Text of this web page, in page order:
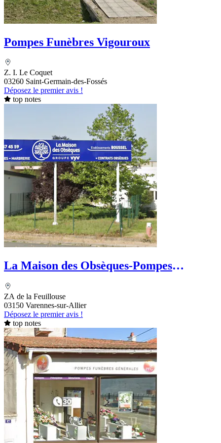
Pompes Funèbres Vigouroux
Z. I. Le Coquet
03260 Saint-Germain-des-Fossés
Déposez le premier avis !
top notes
La Maison des Obsèques-Pompes
ZA de la Feuillouse
03150 Varennes-sur-Allier
Déposez le premier avis !
top notes